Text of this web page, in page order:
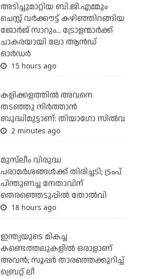
അടിച്ചുമാറ്റിയ ബി.ജി.എമ്മും
ചെസ്റ്റ് വര്‍ക്കൗട്ട് കഴിഞ്ഞിറങ്ങിയ
ജോര്‍ജ് സാറും... ട്രോളന്മാര്‍ക്ക്
ചാകരയായി ലോ ആന്‍ഡ്
ഓര്‍ഡര്‍
15 hours ago
കളിക്കളത്തില്‍ അവനെ
തടഞ്ഞു നിര്‍ത്താന്‍
ബുദ്ധിമുട്ടാണ്: തിയാഗോ സില്‍വ
2 minutes ago
മുസ്‌ലീം വിരുദ്ധ
പരാമര്‍ശങ്ങള്‍ക്ക് തിരിച്ചടി; ട്രംപ്
പിന്തുണച്ച നേതാവിന്
തെരഞ്ഞെടുപ്പില്‍ തോല്‍വി
18 hours ago
ഇന്ത്യയുടെ മികച്ച
കണ്ടെത്തലുകളില്‍ ഒരാളാണ്
അവന്‍; സൂപ്പര്‍ താരത്തെക്കുറിച്ച്
ബ്രെറ്റ് ലീ